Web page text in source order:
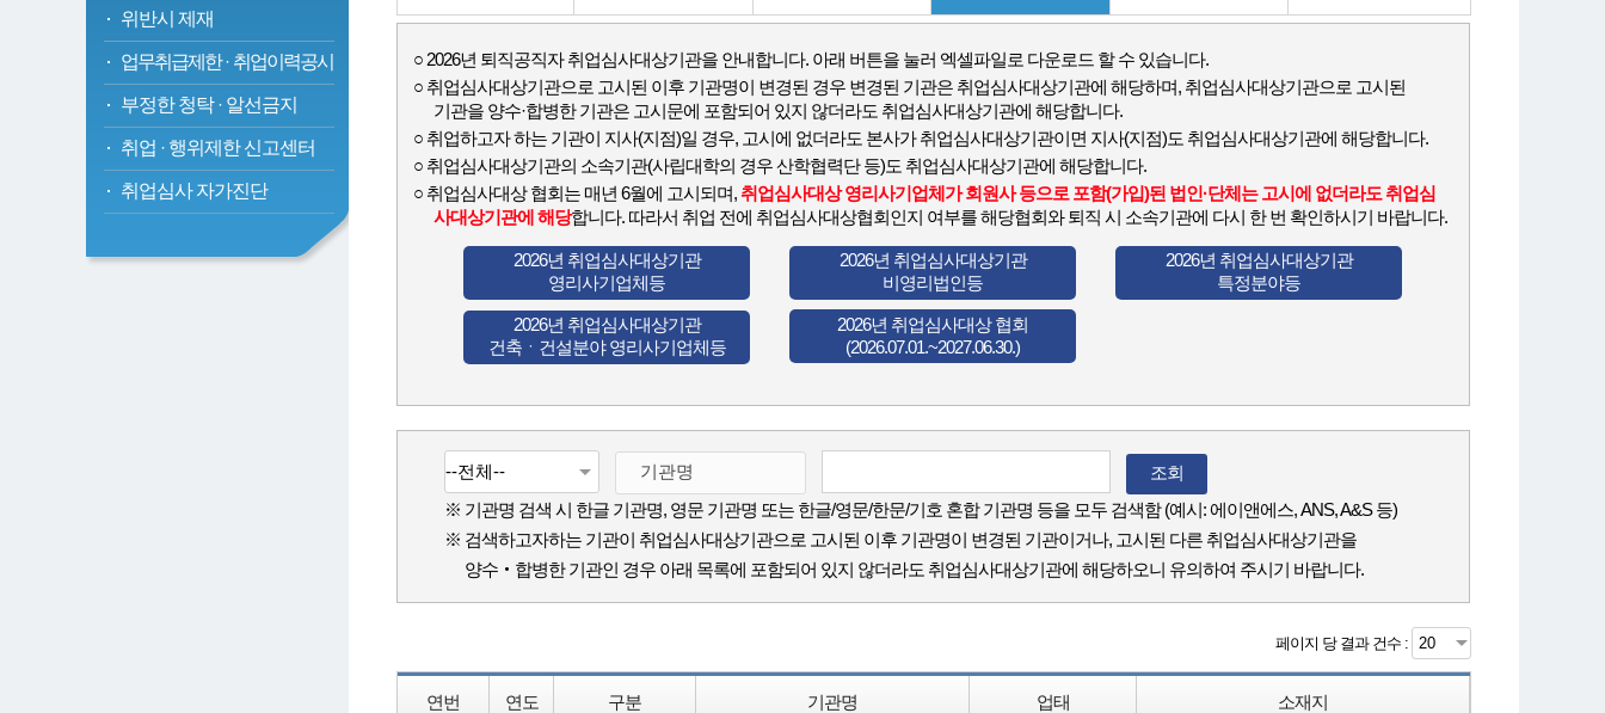
위반시 제재
업무취급제한 · 취업이력공시
부정한 청탁 · 알선금지
취업 · 행위제한 신고센터
취업심사 자가진단
2026년 퇴직공직자 취업심사대상기관을 안내합니다. 아래 버튼을 눌러 엑셀파일로 다운로드 할 수 있습니다.
취업심사대상기관으로 고시된 이후 기관명이 변경된 경우 변경된 기관은 취업심사대상기관에 해당하며, 취업심사대상기관으로 고시된
기관을 양수·합병한 기관은 고시문에 포함되어 있지 않더라도 취업심사대상기관에 해당합니다.
취업하고자 하는 기관이 지사(지점)일 경우, 고시에 없더라도 본사가 취업심사대상기관이면 지사(지점)도 취업심사대상기관에 해당합니다.
취업심사대상기관의 소속기관(사립대학의 경우 산학협력단 등)도 취업심사대상기관에 해당합니다.
취업심사대상 협회는 매년 6월에 고시되며, 취업심사대상 영리사기업체가 회원사 등으로 포함(가입)된 법인·단체는 고시에 없더라도 취업심
사대상기관에 해당합니다. 따라서 취업 전에 취업심사대상협회인지 여부를 해당협회와 퇴직 시 소속기관에 다시 한 번 확인하시기 바랍니다.
2026년 취업심사대상기관
영리사기업체등
2026년 취업심사대상기관
비영리법인등
2026년 취업심사대상기관
특정분야등
2026년 취업심사대상기관
건축ㆍ건설분야 영리사기업체등
2026년 취업심사대상 협회
(2026.07.01.~2027.06.30.)
조회
※ 기관명 검색 시 한글 기관명, 영문 기관명 또는 한글/영문/한문/기호 혼합 기관명 등을 모두 검색함 (예시: 에이앤에스, ANS, A&S 등)
※ 검색하고자하는 기관이 취업심사대상기관으로 고시된 이후 기관명이 변경된 기관이거나, 고시된 다른 취업심사대상기관을
양수‧합병한 기관인 경우 아래 목록에 포함되어 있지 않더라도 취업심사대상기관에 해당하오니 유의하여 주시기 바랍니다.
페이지 당 결과 건수 :
연번 연도 구분 기관명 업태 소재지